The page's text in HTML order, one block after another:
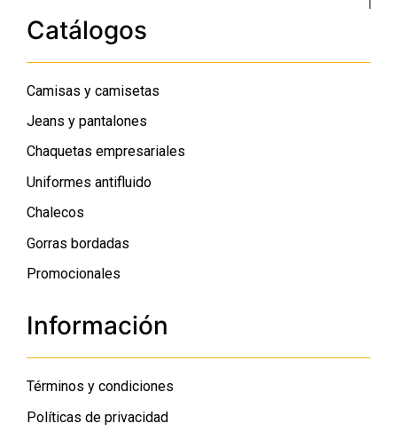
Catálogos
Camisas y camisetas
Jeans y pantalones
Chaquetas empresariales
Uniformes antifluido
Chalecos
Gorras bordadas
Promocionales
Información
Términos y condiciones
Políticas de privacidad